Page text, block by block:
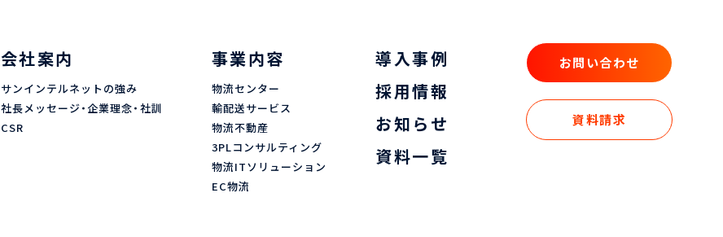
会社案内
サンインテルネットの強み
社長メッセージ・企業理念・社訓
CSR
事業内容
物流センター
輸配送サービス
物流不動産
3PLコンサルティング
物流ITソリューション
EC物流
導入事例
採用情報
お知らせ
資料一覧
お問い合わせ
資料請求